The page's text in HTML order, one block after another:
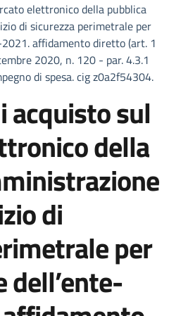
elettronico della pubblica
di sicurezza perimetrale per
affidamento diretto (art. 1
2020, n. 120 - par. 4.3.1
di spesa. cig z0a2f54304.
acquisto sul
della
di
per
dell’ente-